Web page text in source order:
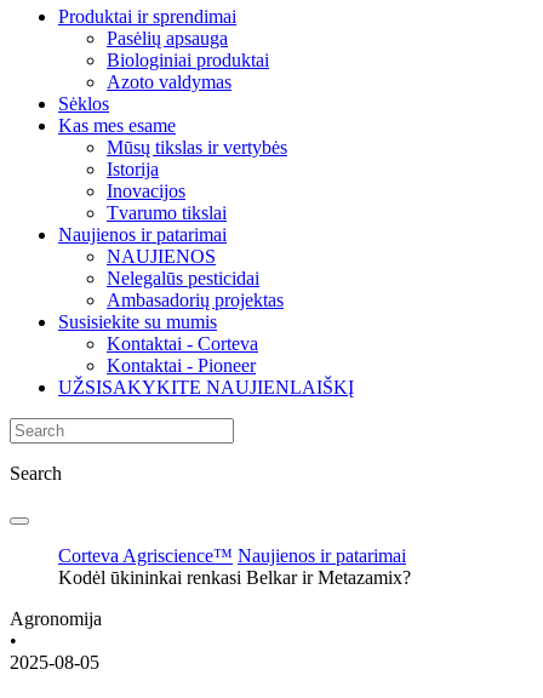
Produktai ir sprendimai
Pasėlių apsauga
Biologiniai produktai
Azoto valdymas
Sėklos
Kas mes esame
Mūsų tikslas ir vertybės
Istorija
Inovacijos
Tvarumo tikslai
Naujienos ir patarimai
NAUJIENOS
Nelegalūs pesticidai
Ambasadorių projektas
Susisiekite su mumis
Kontaktai - Corteva
Kontaktai - Pioneer
UŽSISAKYKITE NAUJIENLAIŠKĮ
Search
Corteva Agriscience™ Naujienos ir patarimai
Kodėl ūkininkai renkasi Belkar ir Metazamix?
Agronomija
•
2025-08-05